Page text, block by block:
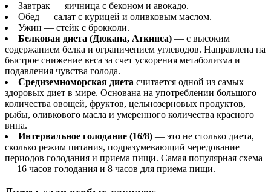
Завтрак — яичница с беконом и авокадо.
Обед — салат с курицей и оливковым маслом.
Ужин — стейк с брокколи.
Белковая диета (Дюкана, Аткинса) — с высоким
содержанием белка и ограничением углеводов. Направлена на
быстрое снижение веса за счет ускорения метаболизма и
подавления чувства голода.
Средиземноморская диета считается одной из самых
здоровых диет в мире. Основана на употреблении большого
количества овощей, фруктов, цельнозерновых продуктов,
рыбы, оливкового масла и умеренного количества красного
вина.
Интервальное голодание (16/8) — это не столько диета,
сколько режим питания, подразумевающий чередование
периодов голодания и приема пищи. Самая популярная схема
— 16 часов голодания и 8 часов для приема пищи.